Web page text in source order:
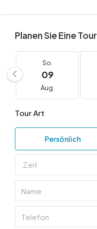
Planen Sie Eine Tour
So.
09
Aug.
Tour Art
Persönlich
Zeit